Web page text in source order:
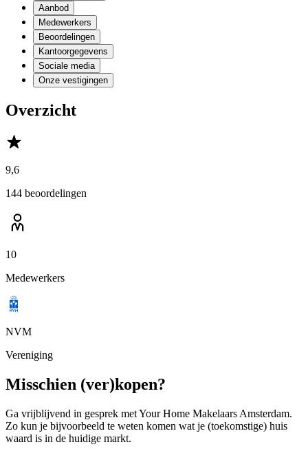
Aanbod
Medewerkers
Beoordelingen
Kantoorgegevens
Sociale media
Onze vestigingen
Overzicht
9,6
144 beoordelingen
10
Medewerkers
NVM
Vereniging
Misschien (ver)kopen?
Ga vrijblijvend in gesprek met Your Home Makelaars Amsterdam.
Zo kun je bijvoorbeeld te weten komen wat je (toekomstige) huis
waard is in de huidige markt.